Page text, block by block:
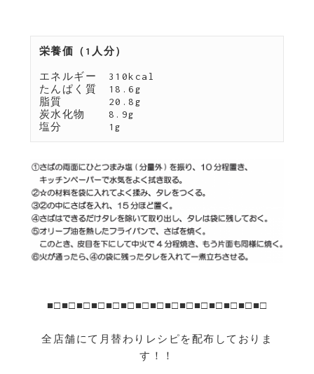
栄養価（1人分）
エネルギー　310kcal
たんぱく質　18.6g
脂質　　　　20.8g
炭水化物　　8.9g
塩分　　　　1g
■□■□■□■□■□■□■□■□■□■□■□■□■□■□■□
全店舗にて月替わりレシピを配布しておりま
す！！